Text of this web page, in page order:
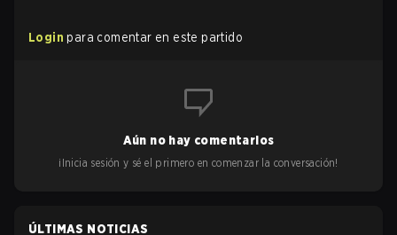
Login para comentar en este partido
Aún no hay comentarios
¡Inicia sesión y sé el primero en comenzar la conversación!
ÚLTIMAS NOTICIAS